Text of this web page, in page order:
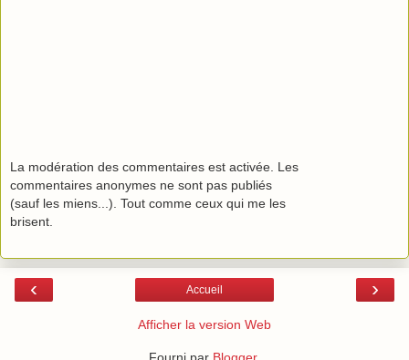
La modération des commentaires est activée. Les
commentaires anonymes ne sont pas publiés
(sauf les miens...). Tout comme ceux qui me les
brisent.
‹ ›
Accueil
Afficher la version Web
Fourni par Blogger.